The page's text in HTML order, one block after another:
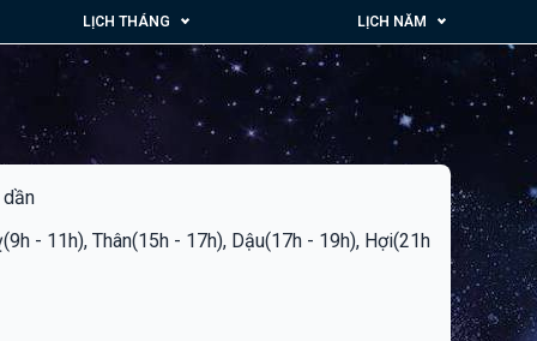
LỊCH THÁNG LỊCH NĂM
dần
- 11h), Thân(15h - 17h), Dậu(17h - 19h), Hợi(21h